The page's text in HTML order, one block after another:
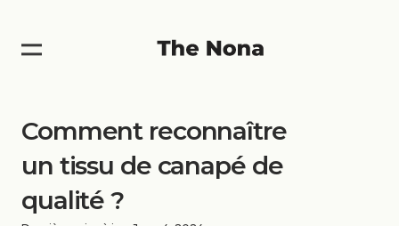
Comment reconnaître
un tissu de canapé de
qualité ?